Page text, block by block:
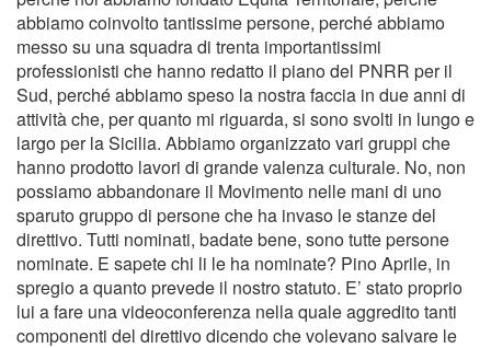
abbiamo coinvolto tantissime persone, perché abbiamo
messo su una squadra di trenta importantissimi
professionisti che hanno redatto il piano del PNRR per il
Sud, perché abbiamo speso la nostra faccia in due anni di
attività che, per quanto mi riguarda, si sono svolti in lungo e
largo per la Sicilia. Abbiamo organizzato vari gruppi che
hanno prodotto lavori di grande valenza culturale. No, non
possiamo abbandonare il Movimento nelle mani di uno
sparuto gruppo di persone che ha invaso le stanze del
direttivo. Tutti nominati, badate bene, sono tutte persone
nominate. E sapete chi li le ha nominate? Pino Aprile, in
spregio a quanto prevede il nostro statuto. E’ stato proprio
lui a fare una videoconferenza nella quale aggredito tanti
componenti del direttivo dicendo che volevano salvare le